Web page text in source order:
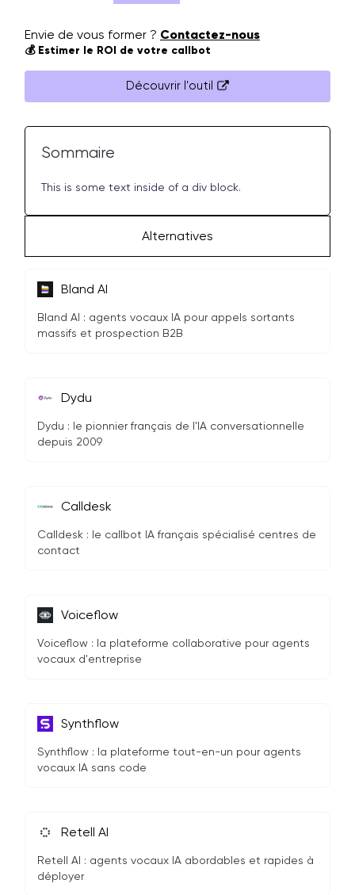
Envie de vous former ? Contactez-nous
💰 Estimer le ROI de votre callbot
Découvrir l'outil
Sommaire
This is some text inside of a div block.
Alternatives
Bland AI
Bland AI : agents vocaux IA pour appels sortants
massifs et prospection B2B
Dydu
Dydu : le pionnier français de l'IA conversationnelle
depuis 2009
Calldesk
Calldesk : le callbot IA français spécialisé centres de
contact
Voiceflow
Voiceflow : la plateforme collaborative pour agents
vocaux d'entreprise
Synthflow
Synthflow : la plateforme tout-en-un pour agents
vocaux IA sans code
Retell AI
Retell AI : agents vocaux IA abordables et rapides à
déployer